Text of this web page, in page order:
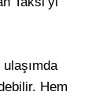
Hem